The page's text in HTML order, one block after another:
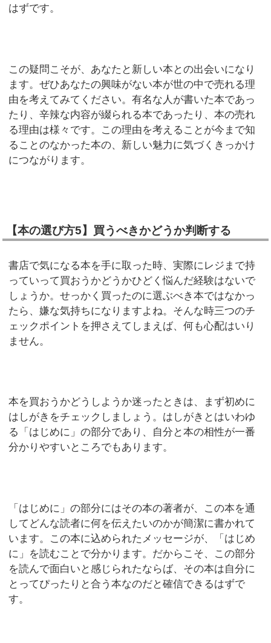
はずです。
この疑問こそが、あなたと新しい本との出会いになり
ます。ぜひあなたの興味がない本が世の中で売れる理
由を考えてみてください。有名な人が書いた本であっ
たり、辛辣な内容が綴られる本であったり、本の売れ
る理由は様々です。この理由を考えることが今まで知
ることのなかった本の、新しい魅力に気づくきっかけ
につながります。
【本の選び方5】買うべきかどうか判断する
書店で気になる本を手に取った時、実際にレジまで持
っていって買おうかどうかひどく悩んだ経験はないで
しょうか。せっかく買ったのに選ぶべき本ではなかっ
たら、嫌な気持ちになりますよね。そんな時三つのチ
ェックポイントを押さえてしまえば、何も心配はいり
ません。
本を買おうかどうしようか迷ったときは、まず初めに
はしがきをチェックしましょう。はしがきとはいわゆ
る「はじめに」の部分であり、自分と本の相性が一番
分かりやすいところでもあります。
「はじめに」の部分にはその本の著者が、この本を通
してどんな読者に何を伝えたいのかが簡潔に書かれて
います。この本に込められたメッセージが、「はじめ
に」を読むことで分かります。だからこそ、この部分
を読んで面白いと感じられたならば、その本は自分に
とってぴったりと合う本なのだと確信できるはずで
す。